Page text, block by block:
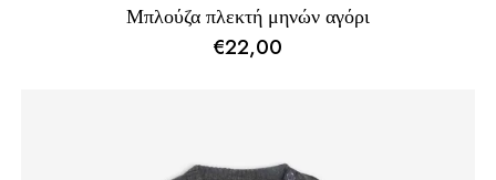
Μπλούζα πλεκτή μηνών αγόρι
€22,00